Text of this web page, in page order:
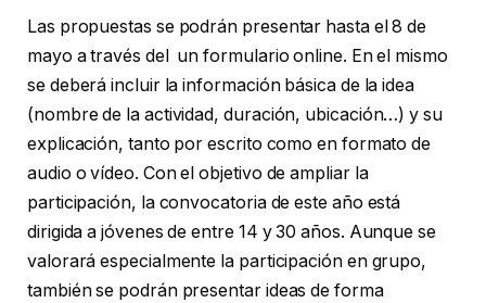
Las propuestas se podrán presentar hasta el 8 de
mayo a través del un formulario online. En el mismo
se deberá incluir la información básica de la idea
(nombre de la actividad, duración, ubicación…) y su
explicación, tanto por escrito como en formato de
audio o vídeo. Con el objetivo de ampliar la
participación, la convocatoria de este año está
dirigida a jóvenes de entre 14 y 30 años. Aunque se
valorará especialmente la participación en grupo,
también se podrán presentar ideas de forma